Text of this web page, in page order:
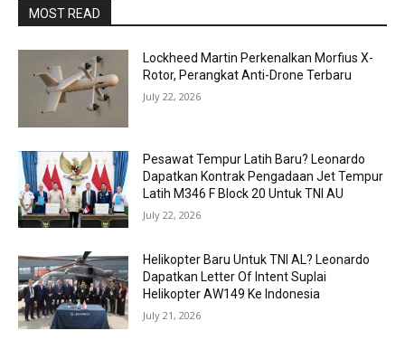
MOST READ
Lockheed Martin Perkenalkan Morfius X-
Rotor, Perangkat Anti-Drone Terbaru
July 22, 2026
Pesawat Tempur Latih Baru? Leonardo
Dapatkan Kontrak Pengadaan Jet Tempur
Latih M346 F Block 20 Untuk TNI AU
July 22, 2026
Helikopter Baru Untuk TNI AL? Leonardo
Dapatkan Letter Of Intent Suplai
Helikopter AW149 Ke Indonesia
July 21, 2026